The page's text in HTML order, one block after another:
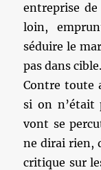
entreprise
loin,
séduire le
pas dans cible.
Contre toute
si on n’était
vont se
ne dirai rien,
critique sur